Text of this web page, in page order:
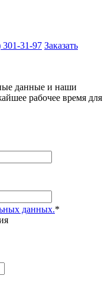
301-31-97 Заказать
данные и наши
рабочее время для
данных.*